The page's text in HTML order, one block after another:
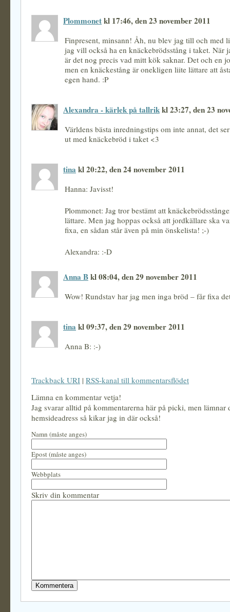
Plommonetkl 17:46, den 23 november 2011
Finpresent, minsann! Åh, nu blev jag till och med
jag vill också ha en knäckebrödsstång i taket. När
är det nog precis vad mitt kök saknar. Det och en
men en knäckestång är onekligen liite lättare att
egen hand. :P
Alexandra - kärlek på tallrikkl 23:27, den 23
Världens bästa inredningstips om inte annat, det
ut med knäckebröd i taket <3
tina kl 20:22, den 24 november 2011
Hanna: Javisst!
Plommonet: Jag tror bestämt att
lättare. Men jag hoppas också att jordkällare ska
fixa, en sådan står även på min önskelista! ;-)
Alexandra: :-D
Anna Bkl 08:04, den 29 november 2011
Wow! Rundstav har jag men inga bröd – får fixa
tina kl 09:37, den 29 november 2011
Anna B: :-)
Trackback URI | RSS-kanal till kommentarsflödet
Lämna en kommentar vetja!
Jag svarar alltid på kommentarerna här på picki, men lämnar
hemsideadress så kikar jag in där också!
Namn (måste anges)
Epost (måste anges)
Webbplats
Skriv din kommentar